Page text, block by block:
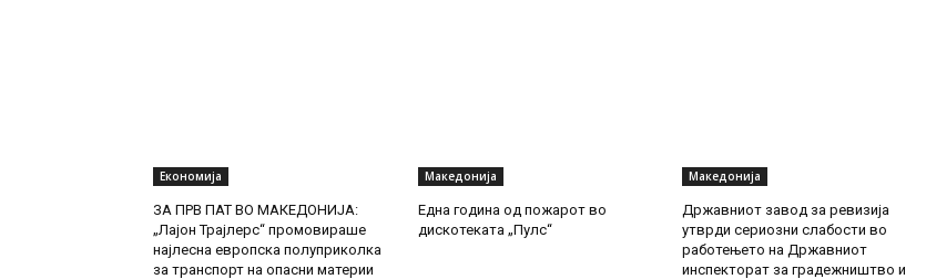
Економија
ЗА ПРВ ПАТ ВО МАКЕДОНИЈА:
„Лајон Трајлерс“ промовираше
најлесна европска полуприколка
за транспорт на опасни материи
Македонија
Една година од пожарот во
дискотеката „Пулс“
Македонија
Државниот завод за ревизија
утврди сериозни слабости во
работењето на Државниот
инспекторат за градежништво и